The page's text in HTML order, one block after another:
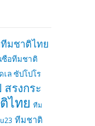
มชาติไทย
ซือทีมชาติ
ล ซัปโปโร
รงกระ
ไทย ทีม
ทีมชาติ